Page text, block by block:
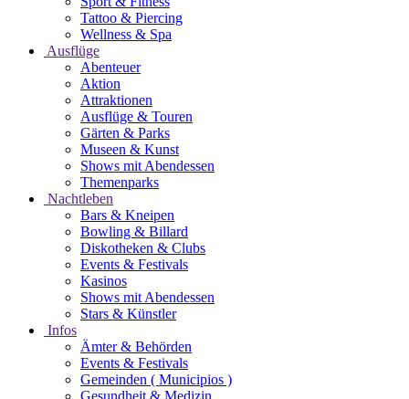
Tattoo & Piercing
Wellness & Spa
Ausflüge
Abenteuer
Aktion
Attraktionen
Ausflüge & Touren
Gärten & Parks
Museen & Kunst
Shows mit Abendessen
Themenparks
Nachtleben
Bars & Kneipen
Bowling & Billard
Diskotheken & Clubs
Events & Festivals
Kasinos
Shows mit Abendessen
Stars & Künstler
Infos
Ämter & Behörden
Events & Festivals
Gemeinden ( Municipios )
Gesundheit & Medizin